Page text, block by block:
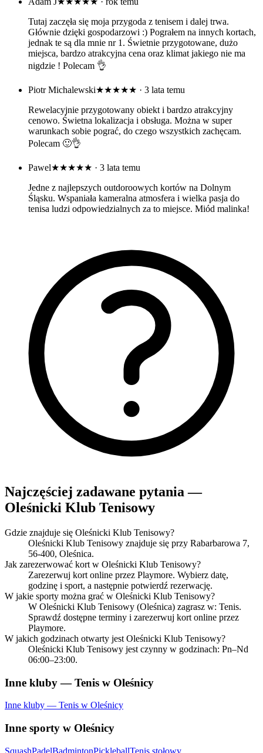
Tutaj zaczęła się moja przygoda z tenisem i dalej trwa.
Głównie dzięki gospodarzowi :) Pograłem na innych kortach,
jednak te są dla mnie nr 1. Świetnie przygotowane, dużo
miejsca, bardzo atrakcyjna cena oraz klimat jakiego nie ma
nigdzie ! Polecam 👌
Piotr Michalewski★★★★★ · 3 lata temu
Rewelacyjnie przygotowany obiekt i bardzo atrakcyjny
cenowo. Świetna lokalizacja i obsługa. Można w super
warunkach sobie pograć, do czego wszystkich zachęcam.
Polecam 🙂👌
Pawel★★★★★ · 3 lata temu
Jedne z najlepszych outdoroowych kortów na Dolnym
Śląsku. Wspaniała kameralna atmosfera i wielka pasja do
tenisa ludzi odpowiedzialnych za to miejsce. Miód malinka!
Najczęściej zadawane pytania —
Oleśnicki Klub Tenisowy
Gdzie znajduje się Oleśnicki Klub Tenisowy?
Oleśnicki Klub Tenisowy znajduje się przy Rabarbarowa 7,
56-400, Oleśnica.
Jak zarezerwować kort w Oleśnicki Klub Tenisowy?
Zarezerwuj kort online przez Playmore. Wybierz datę,
godzinę i sport, a następnie potwierdź rezerwację.
W jakie sporty można grać w Oleśnicki Klub Tenisowy?
W Oleśnicki Klub Tenisowy (Oleśnica) zagrasz w: Tenis.
Sprawdź dostępne terminy i zarezerwuj kort online przez
Playmore.
W jakich godzinach otwarty jest Oleśnicki Klub Tenisowy?
Oleśnicki Klub Tenisowy jest czynny w godzinach: Pn–Nd
06:00–23:00.
Inne kluby — Tenis w Oleśnicy
Inne kluby — Tenis w Oleśnicy
Inne sporty w Oleśnicy
SquashPadelBadmintonPickleballTenis stołowy